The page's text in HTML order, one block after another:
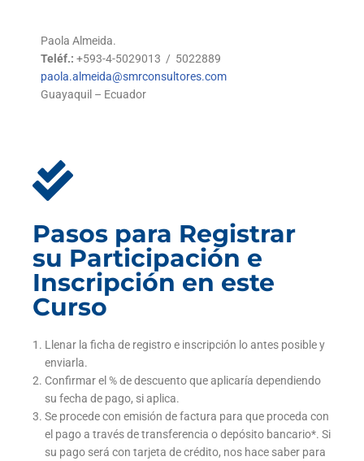
Paola Almeida.
Teléf.: +593-4-5029013 / 5022889
paola.almeida@smrconsultores.com
Guayaquil – Ecuador
Pasos para Registrar
su Participación e
Inscripción en este
Curso
Llenar la ficha de registro e inscripción lo antes posible y
enviarla.
Confirmar el % de descuento que aplicaría dependiendo
su fecha de pago, si aplica.
Se procede con emisión de factura para que proceda con
el pago a través de transferencia o depósito bancario*. Si
su pago será con tarjeta de crédito, nos hace saber para